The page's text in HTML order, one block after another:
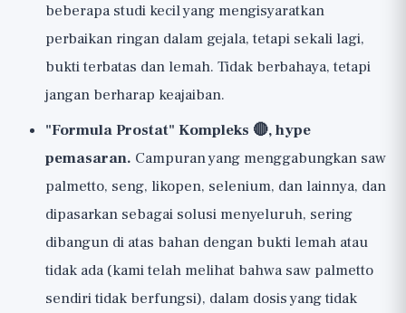
beberapa studi kecil yang mengisyaratkan
perbaikan ringan dalam gejala, tetapi sekali lagi,
bukti terbatas dan lemah. Tidak berbahaya, tetapi
jangan berharap keajaiban.
"Formula Prostat" Kompleks 🔴, hype
pemasaran. Campuran yang menggabungkan saw
palmetto, seng, likopen, selenium, dan lainnya, dan
dipasarkan sebagai solusi menyeluruh, sering
dibangun di atas bahan dengan bukti lemah atau
tidak ada (kami telah melihat bahwa saw palmetto
sendiri tidak berfungsi), dalam dosis yang tidak